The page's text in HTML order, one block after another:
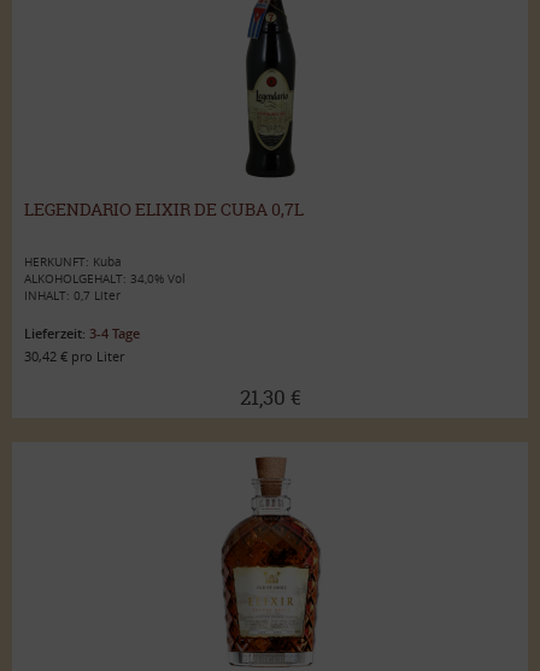
LEGENDARIO ELIXIR DE CUBA 0,7L
HERKUNFT: Kuba
ALKOHOLGEHALT: 34,0% Vol
INHALT: 0,7 Liter
Lieferzeit: 3-4 Tage
30,42 € pro Liter
21,30 €